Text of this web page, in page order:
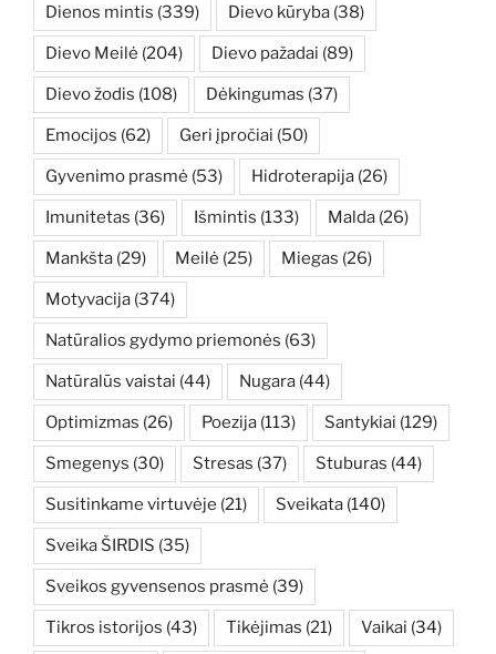
Dienos mintis (339) Dievo kūryba (38)
Dievo Meilė (204) Dievo pažadai (89)
Dievo žodis (108) Dėkingumas (37)
Emocijos (62) Geri įpročiai (50)
Gyvenimo prasmė (53) Hidroterapija (26)
Imunitetas (36) Išmintis (133) Malda (26)
Mankšta (29) Meilė (25) Miegas (26)
Motyvacija (374)
Natūralios gydymo priemonės (63)
Natūralūs vaistai (44) Nugara (44)
Optimizmas (26) Poezija (113) Santykiai (129)
Smegenys (30) Stresas (37) Stuburas (44)
Susitinkame virtuvėje (21) Sveikata (140)
Sveika ŠIRDIS (35)
Sveikos gyvensenos prasmė (39)
Tikros istorijos (43) Tikėjimas (21) Vaikai (34)